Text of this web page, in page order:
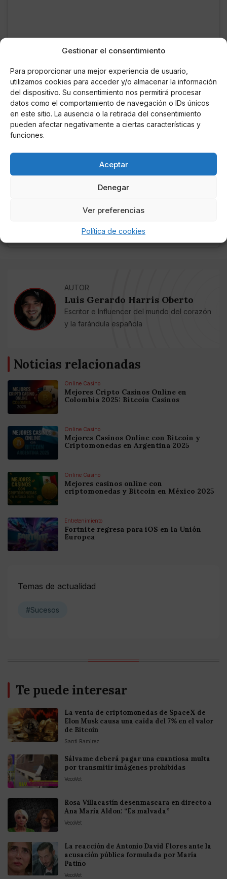
Gestionar el consentimiento
Para proporcionar una mejor experiencia de usuario,
utilizamos cookies para acceder y/o almacenar la información
del dispositivo. Su consentimiento nos permitirá procesar
datos como el comportamiento de navegación o IDs únicos
en este sitio. La ausencia o la retirada del consentimiento
pueden afectar negativamente a ciertas características y
funciones.
Aceptar
Denegar
Ver preferencias
Política de cookies
Ver esta publicación en Instagram
AUTOR
Luis Gerardo Harris Oberto
Escritor e Influencer del mundo del corazón
y la farándula española
Noticias relacionadas
Online Casino
Mejores Cripto Casinos Online en
Colombia 2025: Bitcoin Casinos
Online Casino
Mejores Casinos Online con Bitcoin y
Criptomonedas en Argentina 2025
Online Casino
Mejores casinos online con
criptomonedas y Bitcoin en México 2025
Entretenimiento
Fortnite regresa para iOS en la Unión
Europea
Temas de actualidad
#Sucesos
Te puede interesar
La venta de criptomonedas de SpaceX de
Elon Musk causa una caída del 7% en el valor
de Bitcoin
Santi Ramirez
Sálvame deberá pagar una cuantiosa multa
por transmitir imágenes prohibidas
VecoVet
Rosa Villacastín desenmascara en directo a
Ana María Aldon: “Es malvada”
VecoVet
La reacción de Antonio David Flores ante la
acusación pública formulada por María
Patiño
VecoVet